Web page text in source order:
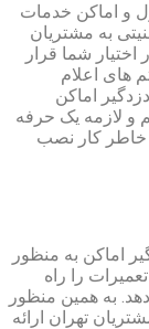
و اماکن خدمات
به مشتریان
شما قرار
های اعلام
اماکن
لازمه یک حرفه
خاطر کار نصب
اماکن به منظور
را راه
به همین منظور
تهران ارائه